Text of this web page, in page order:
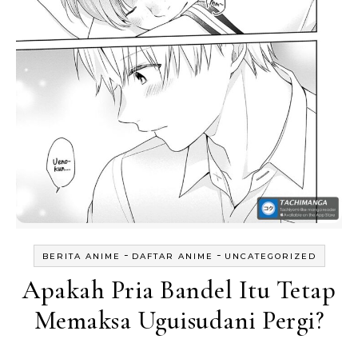
BERITA ANIME - DAFTAR ANIME - UNCATEGORIZED
Apakah Pria Bandel Itu Tetap
Memaksa Uguisudani Pergi?